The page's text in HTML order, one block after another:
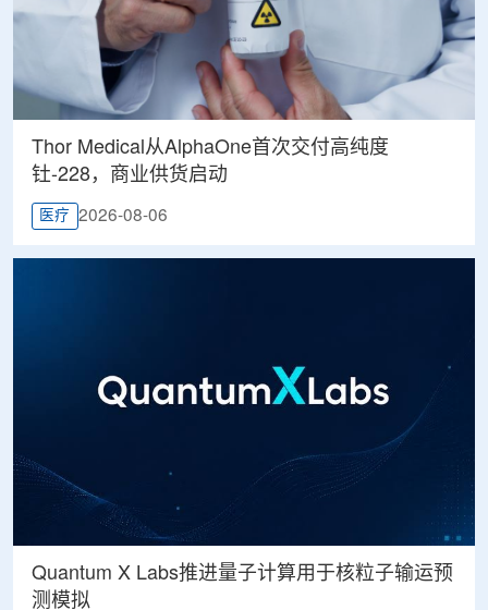
Thor Medical从AlphaOne首次交付高纯度
钍-228，商业供货启动
医疗 2026-08-06
Quantum X Labs推进量子计算用于核粒子输运预
测模拟